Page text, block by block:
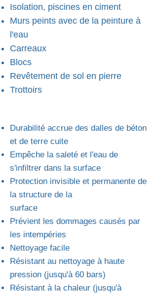
Isolation, piscines en ciment
Murs peints avec de la peinture à
l'eau
Carreaux
Blocs
Revêtement de sol en pierre
Trottoirs
Durabilité accrue des dalles de béton
et de terre cuite
Empêche la saleté et l'eau de
s'infiltrer dans la surface
Protection invisible et permanente de
la structure de la
surface
Prévient les dommages causés par
les intempéries
Nettoyage facile
Résistant au nettoyage à haute
pression (jusqu'à 60 bars)
Résistant à la chaleur (jusqu'à